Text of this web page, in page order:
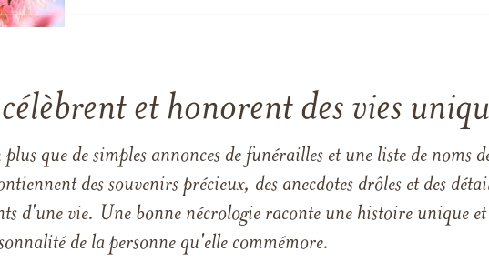
et honorent des vies
que de simples annonces de funérailles et une liste de noms
des souvenirs précieux, des anecdotes drôles et des
d'une vie. Une bonne nécrologie raconte une histoire unique
de la personne qu'elle commémore.